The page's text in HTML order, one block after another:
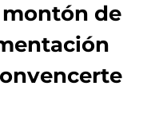
montón de